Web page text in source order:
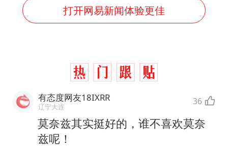
打开网易新闻体验更佳
有态度网友18IXRR
辽宁大连 36
莫奈兹其实挺好的，谁不喜欢莫奈
兹呢！